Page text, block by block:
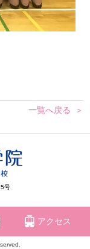
一覧へ戻る
アクセス
号